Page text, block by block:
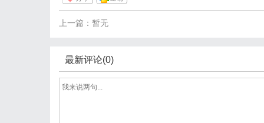
上一篇：暂无
最新评论(0)